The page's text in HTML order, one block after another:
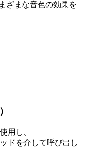
ざまな音色の効果を
用し、
ドを介して呼び出し